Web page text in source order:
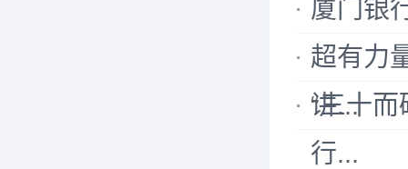
厦门银
超有力
讲...
“三十
行...